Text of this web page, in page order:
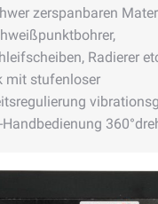
zerspanbaren
Radierer
mit stufenloser